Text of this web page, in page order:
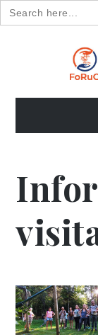
Search
for: